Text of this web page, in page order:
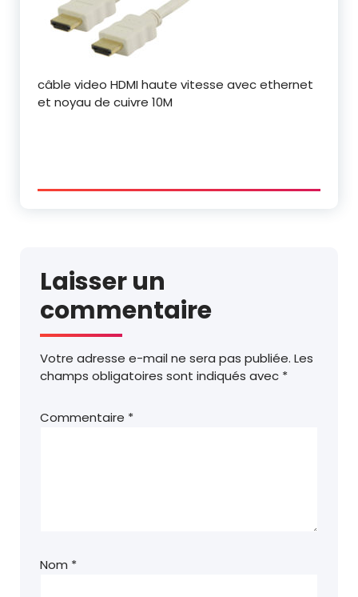
câble video HDMI haute vitesse avec ethernet
et noyau de cuivre 10M
Laisser un
commentaire
Votre adresse e-mail ne sera pas publiée. Les
champs obligatoires sont indiqués avec *
Commentaire *
Nom *